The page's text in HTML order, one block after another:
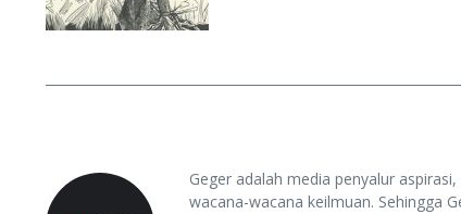
Geger adalah media penyalur
wacana-wacana keilmuan. Sehingga